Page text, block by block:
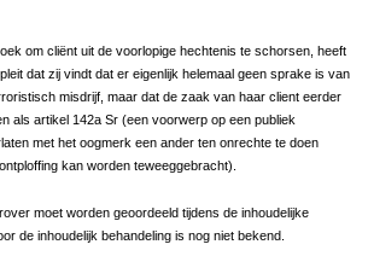
om cliënt uit de voorlopige hechtenis te schorsen, heeft
dat zij vindt dat er eigenlijk helemaal geen sprake is van
misdrijf, maar dat de zaak van haar client eerder
als artikel 142a Sr (een voorwerp op een publiek
met het oogmerk een ander ten onrechte te doen
kan worden teweeggebracht).
moet worden geoordeeld tijdens de inhoudelijke
de inhoudelijk behandeling is nog niet bekend.